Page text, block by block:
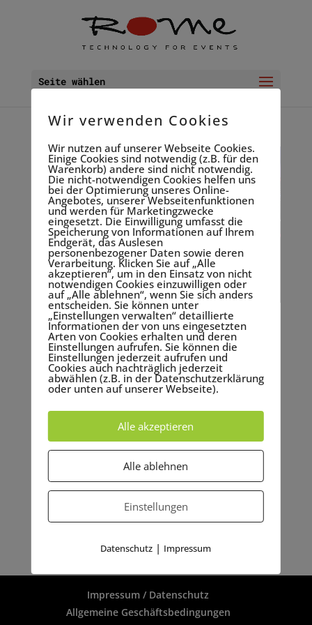
Seite wählen
Besondere Veranstaltungstechnik –
Ein Überblick über unsere Produkte
und Dienstleistungen
29.01. 2019|Allgemein,Bühnentechnik,
Lichttechnik,Tontechnik, Veranstaltungsplanung,
Wir von Rome bieten unseren Kunden eine
Vielzahl von hochwertigen Produkten und
Dienstleistungen an. Unser Ziel ist es, dass jedes
Event zu einem ganz besonderen Erlebnis wird.
Mit unserer Arbeit und unserem Know-how
möchten wir dazu beitragen, dass sich alle
Impressum / Datenschutz
Allgemeine Geschäftsbedingungen
Wir verwenden Cookies
Wir nutzen auf unserer Webseite Cookies.
Einige Cookies sind notwendig (z.B. für den
Warenkorb) andere sind nicht notwendig.
Die nicht-notwendigen Cookies helfen uns
bei der Optimierung unseres Online-
Angebotes, unserer Webseitenfunktionen
und werden für Marketingzwecke
eingesetzt. Die Einwilligung umfasst die
Speicherung von Informationen auf Ihrem
Endgerät, das Auslesen
personenbezogener Daten sowie deren
Verarbeitung. Klicken Sie auf „Alle
akzeptieren“, um in den Einsatz von nicht
notwendigen Cookies einzuwilligen oder
auf „Alle ablehnen“, wenn Sie sich anders
entscheiden. Sie können unter
„Einstellungen verwalten“ detaillierte
Informationen der von uns eingesetzten
Arten von Cookies erhalten und deren
Einstellungen aufrufen. Sie können die
Einstellungen jederzeit aufrufen und
Cookies auch nachträglich jederzeit
abwählen (z.B. in der Datenschutzerklärung
oder unten auf unserer Webseite).
Alle akzeptieren
Alle ablehnen
Einstellungen
Datenschutz | Impressum